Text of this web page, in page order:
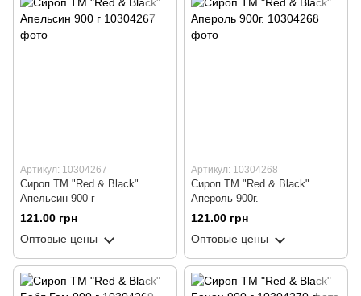
Артикул: 10304267
Сироп ТМ "Red & Black"
Апельсин 900 г
121.00 грн
Оптовые цены
Артикул: 10304268
Сироп ТМ "Red & Black"
Апероль 900г.
121.00 грн
Оптовые цены